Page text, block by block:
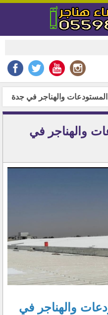
المستودعات والهناجر في جدة
والهناجر في
والهناجر في